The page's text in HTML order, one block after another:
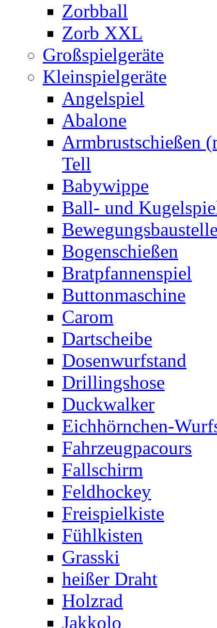
Zorbball
Zorb XXL
Großspielgeräte
Kleinspielgeräte
Angelspiel
Abalone
Armbrustschießen
Tell
Babywippe
Ball- und
Bogenschießen
Bratpfannenspiel
Buttonmaschine
Carom
Dartscheibe
Dosenwurfstand
Drillingshose
Duckwalker
Eichhörnchen-
Fahrzeugpacours
Fallschirm
Feldhockey
Freispielkiste
Fühlkisten
Grasski
heißer Draht
Holzrad
Jakkolo